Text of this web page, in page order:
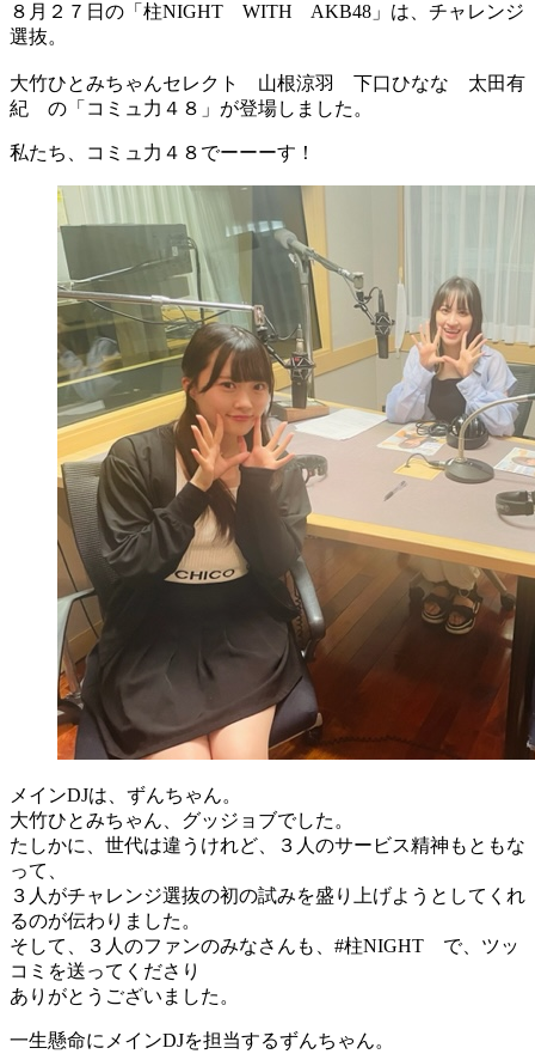
８月２７日の「柱NIGHT WITH AKB48」は、チャレンジ
選抜。
大竹ひとみちゃんセレクト 山根涼羽 下口ひなな 太田有
紀 の「コミュ力４８」が登場しました。
私たち、コミュ力４８でーーーす！
メインDJは、ずんちゃん。
大竹ひとみちゃん、グッジョブでした。
たしかに、世代は違うけれど、３人のサービス精神もともな
って、
３人がチャレンジ選抜の初の試みを盛り上げようとしてくれ
るのが伝わりました。
そして、３人のファンのみなさんも、#柱NIGHT で、ツッ
コミを送ってくださり
ありがとうございました。
一生懸命にメインDJを担当するずんちゃん。